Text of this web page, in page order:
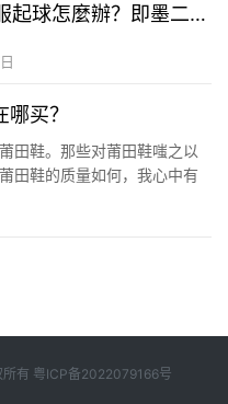
起球怎麼辦？即墨二手
买？
田鞋。那些对莆田鞋嗤之以
田鞋的质量如何，我心中有
么多的顾客群体。为什么买
案，二手奢侈品鞋为什么会
有 粤ICP备2022079166号